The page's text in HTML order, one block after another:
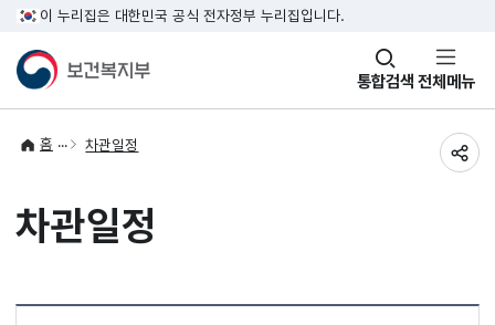
이 누리집은 대한민국 공식 전자정부 누리집입니다.
통합검색
창
열기 전체메뉴
홈 차관일정
차관일정